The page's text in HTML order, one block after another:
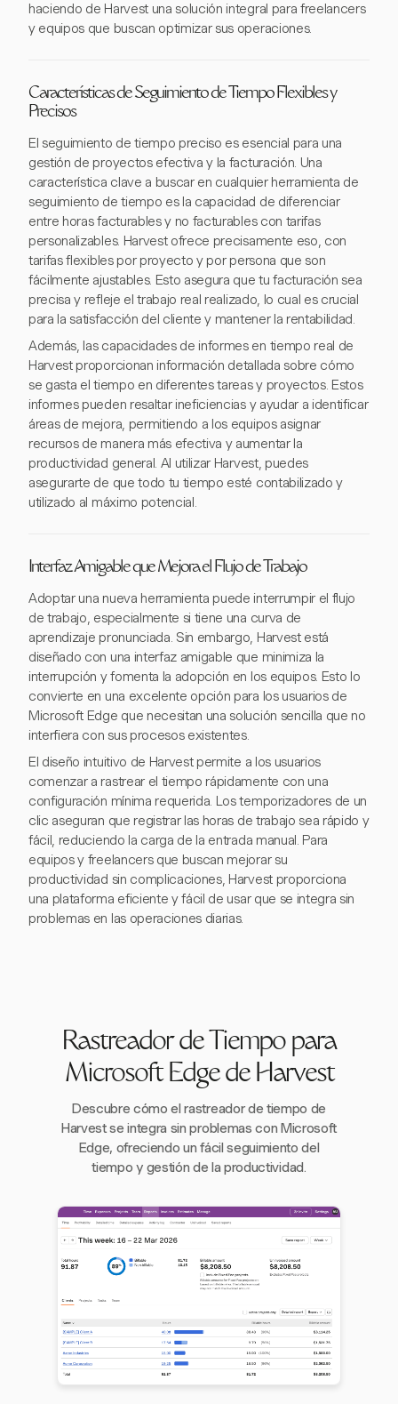
haciendo de Harvest una solución integral para freelancers
y equipos que buscan optimizar sus operaciones.
Características de Seguimiento de Tiempo Flexibles y
Precisos
El seguimiento de tiempo preciso es esencial para una
gestión de proyectos efectiva y la facturación. Una
característica clave a buscar en cualquier herramienta de
seguimiento de tiempo es la capacidad de diferenciar
entre horas facturables y no facturables con tarifas
personalizables. Harvest ofrece precisamente eso, con
tarifas flexibles por proyecto y por persona que son
fácilmente ajustables. Esto asegura que tu facturación sea
precisa y refleje el trabajo real realizado, lo cual es crucial
para la satisfacción del cliente y mantener la rentabilidad.
Además, las capacidades de informes en tiempo real de
Harvest proporcionan información detallada sobre cómo
se gasta el tiempo en diferentes tareas y proyectos. Estos
informes pueden resaltar ineficiencias y ayudar a identificar
áreas de mejora, permitiendo a los equipos asignar
recursos de manera más efectiva y aumentar la
productividad general. Al utilizar Harvest, puedes
asegurarte de que todo tu tiempo esté contabilizado y
utilizado al máximo potencial.
Interfaz Amigable que Mejora el Flujo de Trabajo
Adoptar una nueva herramienta puede interrumpir el flujo
de trabajo, especialmente si tiene una curva de
aprendizaje pronunciada. Sin embargo, Harvest está
diseñado con una interfaz amigable que minimiza la
interrupción y fomenta la adopción en los equipos. Esto lo
convierte en una excelente opción para los usuarios de
Microsoft Edge que necesitan una solución sencilla que no
interfiera con sus procesos existentes.
El diseño intuitivo de Harvest permite a los usuarios
comenzar a rastrear el tiempo rápidamente con una
configuración mínima requerida. Los temporizadores de un
clic aseguran que registrar las horas de trabajo sea rápido y
fácil, reduciendo la carga de la entrada manual. Para
equipos y freelancers que buscan mejorar su
productividad sin complicaciones, Harvest proporciona
una plataforma eficiente y fácil de usar que se integra sin
problemas en las operaciones diarias.
Rastreador de Tiempo para
Microsoft Edge de Harvest
Descubre cómo el rastreador de tiempo de
Harvest se integra sin problemas con Microsoft
Edge, ofreciendo un fácil seguimiento del
tiempo y gestión de la productividad.